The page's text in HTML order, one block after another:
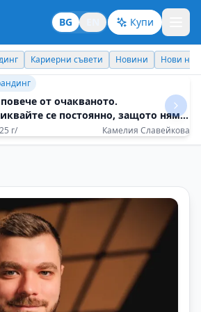
BG Купи
Нови назначения Днес празнува
са доволни, дават много
себе си
г/ Милена Виденова